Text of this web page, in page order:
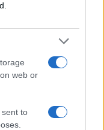
web or
to